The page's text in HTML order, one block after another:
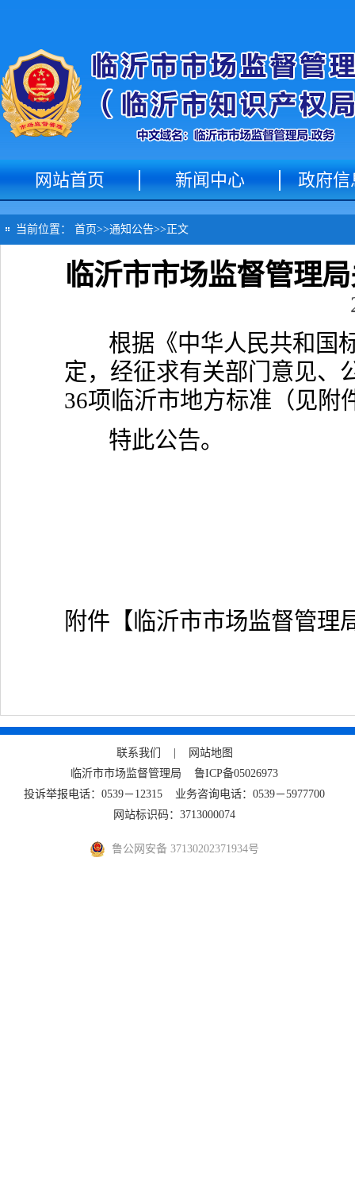
网站首页 新闻中心 政府信
当前位置： 首页>>通知公告>> 正文
临沂市市场监督管理
根据《中华人民共和国
定，经征求有关部门意见、
36项临沂市地方标准（见附
特此公告。
附件【临沂市市场监督管理
联系我们 |
网站地图
临沂市市场监督管理局 鲁ICP备05026973
投诉举报电话：0539－12315 业务咨询电话：0539－5977700
网站标识码：3713000074
鲁公网安备 37130202371934号